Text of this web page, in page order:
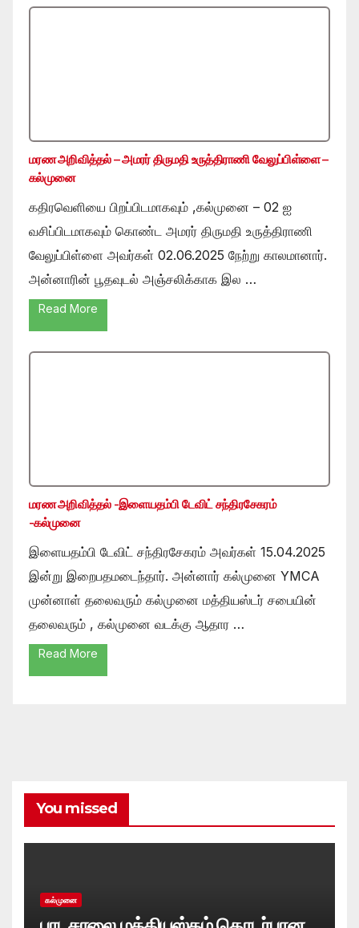
மரண அறிவித்தல் – அமரர் திருமதி உருத்திராணி வேலுப்பிள்ளை –
கல்முனை
கதிரவெளியை பிறப்பிடமாகவும் ,கல்முனை – 02 ஐ
வசிப்பிடமாகவும் கொண்ட அமரர் திருமதி உருத்திராணி
வேலுப்பிள்ளை அவர்கள் 02.06.2025 நேற்று காலமானார்.
அன்னாரின் பூதவுடல் அஞ்சலிக்காக இல …
Read More
மரண அறிவித்தல் -இளையதம்பி டேவிட் சந்திரசேகரம்
-கல்முனை
இளையதம்பி டேவிட் சந்திரசேகரம் அவர்கள் 15.04.2025
இன்று இறைபதமடைந்தார். அன்னார் கல்முனை YMCA
முன்னாள் தலைவரும் கல்முனை மத்தியஸ்டர் சபையின்
தலைவரும் , கல்முனை வடக்கு ஆதார …
Read More
You missed
கல்முனை